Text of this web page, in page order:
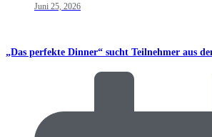
Juni 25, 2026
„Das perfekte Dinner“ sucht Teilnehmer aus